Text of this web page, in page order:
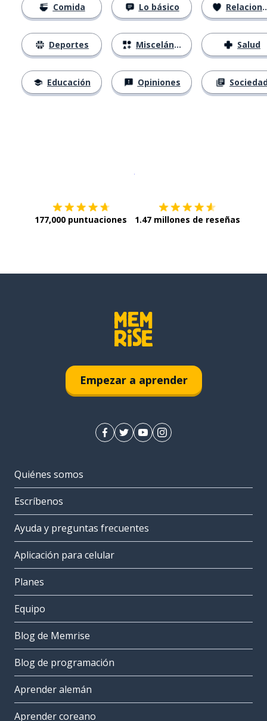
Comida
Deportes
Educación
Lo básico
Misceláneo
Opiniones
Relaciones
Salud
177,000 puntuaciones 1.47 millones de reseñas
Empezar a aprender
Quiénes somos
Escríbenos
Ayuda y preguntas frecuentes
Aplicación para celular
Planes
Equipo
Blog de Memrise
Blog de programación
Aprender alemán
Aprender coreano